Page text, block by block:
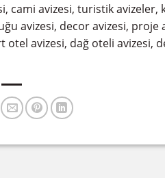
cami avizesi, turistik avizeler,
avizesi, decor avizesi,
avizesi, dağ oteli avizesi,